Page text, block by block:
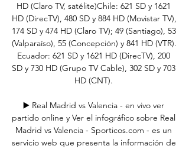
HD (Claro TV, satélite)Chile: 621 SD y 1621
HD (DirecTV), 480 SD y 884 HD (Movistar TV),
174 SD y 474 HD (Claro TV); 49 (Santiago), 53
(Valparaíso), 55 (Concepción) y 841 HD (VTR).
Ecuador: 621 SD y 1621 HD (DirecTV), 200
SD y 730 HD (Grupo TV Cable), 302 SD y 703
HD (CNT).
▶️ Real Madrid vs Valencia - en vivo ver
partido online y Ver el infográfico sobre Real
Madrid vs Valencia - Sporticos.com - es un
servicio web que presenta la información de